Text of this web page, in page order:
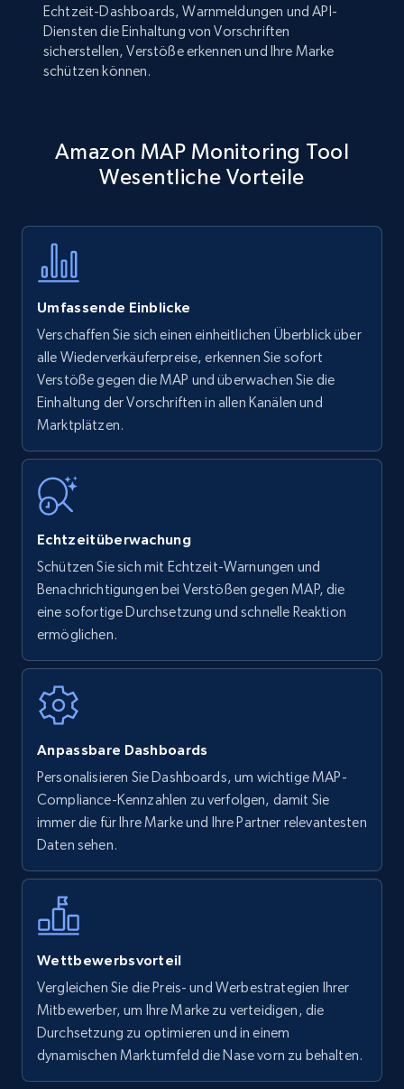
Echtzeit-Dashboards, Warnmeldungen und API-
Diensten die Einhaltung von Vorschriften
sicherstellen, Verstöße erkennen und Ihre Marke
schützen können.
Amazon MAP Monitoring Tool
Wesentliche Vorteile
Umfassende Einblicke
Verschaffen Sie sich einen einheitlichen Überblick über
alle Wiederverkäuferpreise, erkennen Sie sofort
Verstöße gegen die MAP und überwachen Sie die
Einhaltung der Vorschriften in allen Kanälen und
Marktplätzen.
Echtzeitüberwachung
Schützen Sie sich mit Echtzeit-Warnungen und
Benachrichtigungen bei Verstößen gegen MAP, die
eine sofortige Durchsetzung und schnelle Reaktion
ermöglichen.
Anpassbare Dashboards
Personalisieren Sie Dashboards, um wichtige MAP-
Compliance-Kennzahlen zu verfolgen, damit Sie
immer die für Ihre Marke und Ihre Partner relevantesten
Daten sehen.
Wettbewerbsvorteil
Vergleichen Sie die Preis- und Werbestrategien Ihrer
Mitbewerber, um Ihre Marke zu verteidigen, die
Durchsetzung zu optimieren und in einem
dynamischen Marktumfeld die Nase vorn zu behalten.